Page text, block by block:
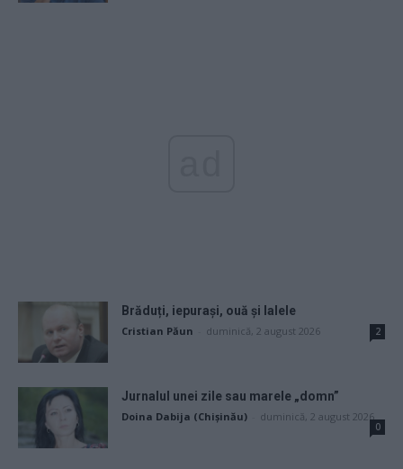
Brăduți, iepurași, ouă și lalele
Cristian Păun duminică, 2 august 2026 2
Jurnalul unei zile sau marele „domn”
Doina Dabija (Chișinău) duminică, 2 august 2026
0